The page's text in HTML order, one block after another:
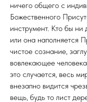
ничего общего с
Божественного
инструмент. Кто бы ни
или она наполняется
чистое сознание,
вовлекающее
это случается, весь
внезапно видится
вещь, будь то лист